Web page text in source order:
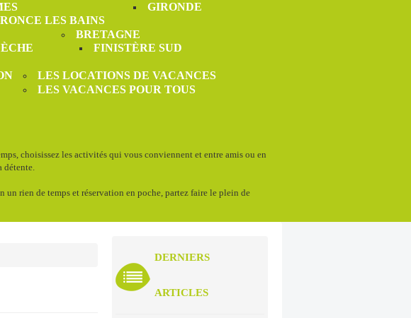
RONCE LES BAINS
GIRONDE
BRETAGNE
FINISTÈRE SUD
LES LOCATIONS DE VACANCES
LES VACANCES POUR TOUS
choisissez les activités qui vous conviennent et entre amis ou en
détente.
rien de temps et réservation en poche, partez faire le plein de
DERNIERS
ARTICLES